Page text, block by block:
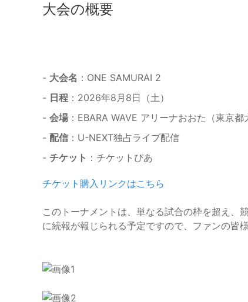
大会の概要
- 大会名 ：ONE SAMURAI 2
- 日程 ：2026年8月8日（土）
- 会場 ：EBARA WAVE アリーナおおた（東京都
- 配信 ：U-NEXT独占ライブ配信
- チケット ：チケットぴあ
チケット購入リンクはこちら
このトーナメントは、単なる試合の枠を超え、
に続報が報じられる予定ですので、ファンの皆